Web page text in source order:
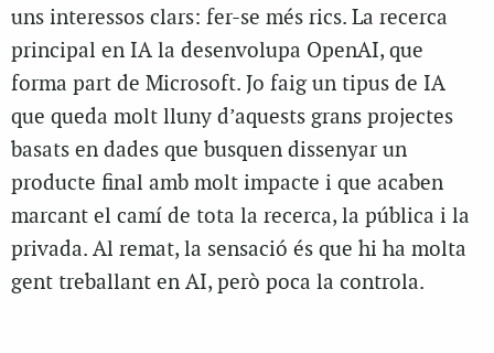
uns interessos clars: fer-se més rics. La recerca
principal en IA la desenvolupa OpenAI, que
forma part de Microsoft. Jo faig un tipus de IA
que queda molt lluny d’aquests grans projectes
basats en dades que busquen dissenyar un
producte final amb molt impacte i que acaben
marcant el camí de tota la recerca, la pública i la
privada. Al remat, la sensació és que hi ha molta
gent treballant en AI, però poca la controla.